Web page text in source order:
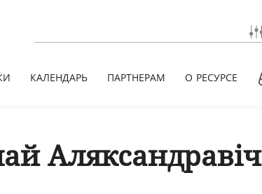
КАЛЕНДАРЬ ПАРТНЕРАМ О РЕСУРСЕ
Аляксандравіч